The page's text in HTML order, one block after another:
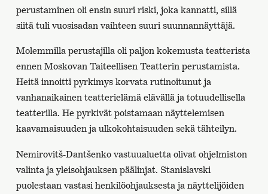
perustaminen oli ensin suuri riski, joka kannatti, sillä
siitä tuli vuosisadan vaihteen suuri suunnannäyttäjä.
Molemmilla perustajilla oli paljon kokemusta teatterista
ennen Moskovan Taiteellisen Teatterin perustamista.
Heitä innoitti pyrkimys korvata rutinoitunut ja
vanhanaikainen teatterielämä elävällä ja totuudellisella
teatterilla. He pyrkivät poistamaan näyttelemisen
kaavamaisuuden ja ulkokohtaisuuden sekä tähteilyn.
Nemirovitš-Dantšenko vastuualuetta olivat ohjelmiston
valinta ja yleisohjauksen päälinjat. Stanislavski
puolestaan vastasi henkilöohjauksesta ja näyttelijöiden